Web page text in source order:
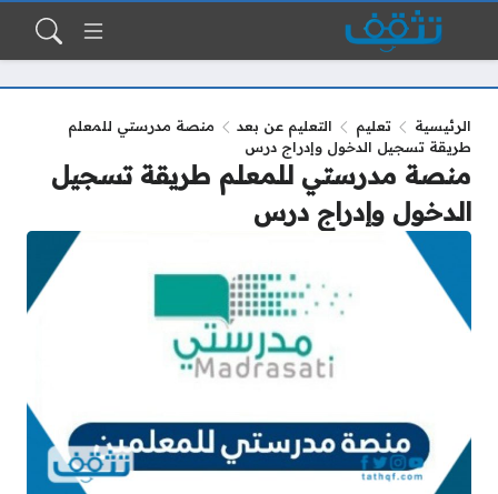
الرئيسية تعليم التعليم عن بعد
منصة مدرستي للمعلم
طريقة تسجيل الدخول وإدراج درس
منصة مدرستي للمعلم طريقة تسجيل
الدخول وإدراج درس